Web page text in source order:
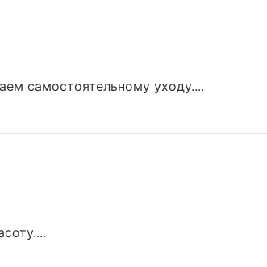
самостоятельному уходу....